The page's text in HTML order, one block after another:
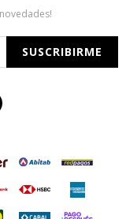
SUSCRIBIRME